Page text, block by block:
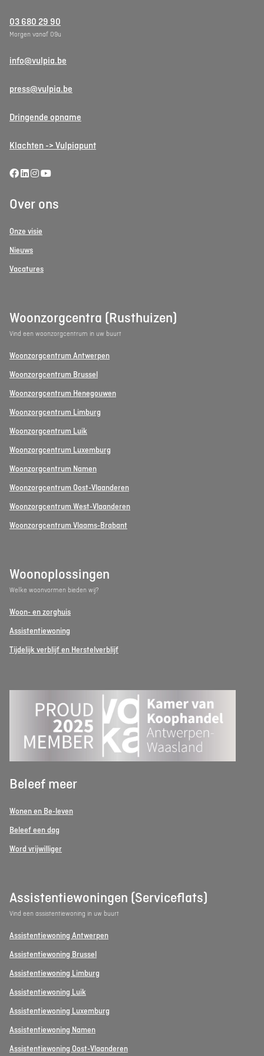
03 680 29 90
Morgen vanaf 09u
info@vulpia.be
press@vulpia.be
Dringende opname
Klachten -> Vulpiapunt
Over ons
Onze visie
Nieuws
Vacatures
Woonzorgcentra (Rusthuizen)
Vind een woonzorgcentrum in uw buurt
Woonzorgcentrum Antwerpen
Woonzorgcentrum Brussel
Woonzorgcentrum Henegouwen
Woonzorgcentrum Limburg
Woonzorgcentrum Luik
Woonzorgcentrum Luxemburg
Woonzorgcentrum Namen
Woonzorgcentrum Oost-Vlaanderen
Woonzorgcentrum West-Vlaanderen
Woonzorgcentrum Vlaams-Brabant
Woonoplossingen
Welke woonvormen bieden wij?
Woon- en zorghuis
Assistentiewoning
Tijdelijk verblijf en Herstelverblijf
Beleef meer
Wonen en Be-leven
Beleef een dag
Word vrijwilliger
Assistentiewoningen (Serviceflats)
Vind een assistentiewoning in uw buurt
Assistentiewoning Antwerpen
Assistentiewoning Brussel
Assistentiewoning Limburg
Assistentiewoning Luik
Assistentiewoning Luxemburg
Assistentiewoning Namen
Assistentiewoning Oost-Vlaanderen